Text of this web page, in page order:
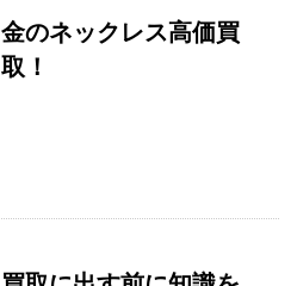
金のネックレス高価買
取！